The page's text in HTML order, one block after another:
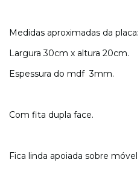
Medidas aproximadas da placa:
Largura 30cm x altura 20cm.
Espessura do mdf 3mm.
Com fita dupla face.
Fica linda apoiada sobre